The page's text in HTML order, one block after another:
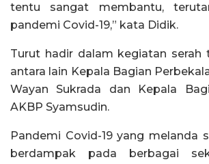
tentu sangat membantu,
pandemi Covid-19,” kata Didik.
Turut hadir dalam kegiatan serah
antara lain Kepala Bagian
Wayan Sukrada dan Kepala
AKBP Syamsudin.
Pandemi Covid-19 yang melanda
berdampak pada berbagai